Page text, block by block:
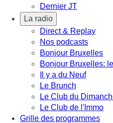
Dernier JT
La radio
Direct & Replay
Nos podcasts
Bonjour Bruxelles
Bonjour Bruxelles:
Il y a du Neuf
Le Brunch
Le Club du
Le Club de l'Immo
Grille des programmes